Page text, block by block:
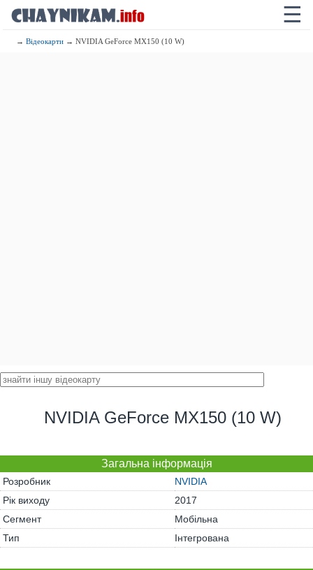
☰
→Відеокарти → NVIDIA GeForce MX150 (10 W)
NVIDIA GeForce MX150 (10 W)
Загальна інформація
Розробник
NVIDIA
Рік виходу
2017
Сегмент
Мобільна
Тип
Інтегрована